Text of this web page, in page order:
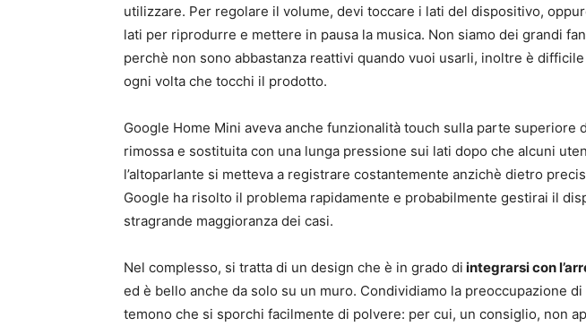
utilizzare. Per regolare il volume, devi toccare i lati del dispositivo,
lati per riprodurre e mettere in pausa la musica. Non siamo dei grandi
perchè non sono abbastanza reattivi quando vuoi usarli, inoltre è
ogni volta che tocchi il prodotto.
Google Home Mini aveva anche funzionalità touch sulla parte superiore
rimossa e sostituita con una lunga pressione sui lati dopo che alcuni
l’altoparlante si metteva a registrare costantemente anzichè dietro
Google ha risolto il problema rapidamente e probabilmente gestirai il
stragrande maggioranza dei casi.
Nel complesso, si tratta di un design che è in grado di integrarsi con
ed è bello anche da solo su un muro. Condividiamo la preoccupazione
temono che si sporchi facilmente di polvere: per cui, un consiglio, non